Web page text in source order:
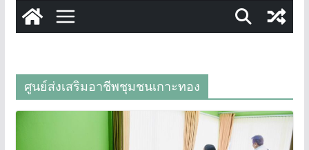
เก็บแสตมป์ครบ แล้วรับของที่ระลึกสุด
ศูนย์ส่งเสริมอาชีพชุมชนเกาะทอง